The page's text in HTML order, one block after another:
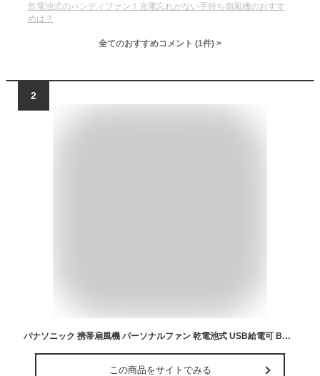
乾電池式のハンディファン！充電忘れがない手持ち扇風機のおすす
めは？
全てのおすすめコメント (1件) >
2
パナソニック 携帯扇風機 パーソナルファン 乾電池式 USB給電可 BH-BZ10M-W
この商品をサイトでみる